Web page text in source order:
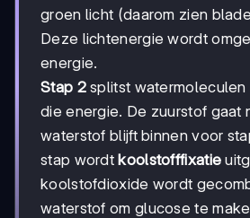
groen licht (daarom zien
Deze lichtenergie wordt
energie.
Stap 2splitst watermoleculen
die energie. De zuurstof gaat
waterstof blijft binnen voor
stap wordtkoolstofffixatie
koolstofdioxide wordt
waterstof om glucose te